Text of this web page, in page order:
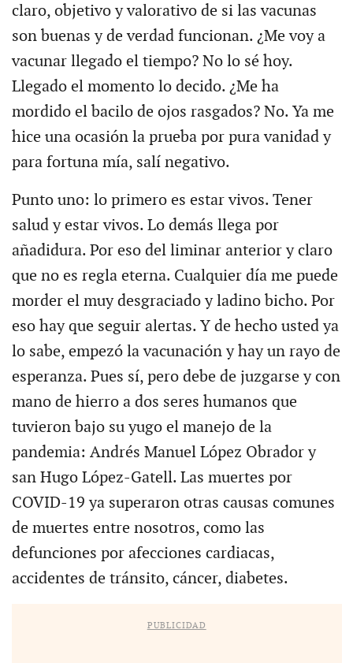
claro, objetivo y valorativo de si las vacunas
son buenas y de verdad funcionan. ¿Me voy a
vacunar llegado el tiempo? No lo sé hoy.
Llegado el momento lo decido. ¿Me ha
mordido el bacilo de ojos rasgados? No. Ya me
hice una ocasión la prueba por pura vanidad y
para fortuna mía, salí negativo.
Punto uno: lo primero es estar vivos. Tener
salud y estar vivos. Lo demás llega por
añadidura. Por eso del liminar anterior y claro
que no es regla eterna. Cualquier día me puede
morder el muy desgraciado y ladino bicho. Por
eso hay que seguir alertas. Y de hecho usted ya
lo sabe, empezó la vacunación y hay un rayo de
esperanza. Pues sí, pero debe de juzgarse y con
mano de hierro a dos seres humanos que
tuvieron bajo su yugo el manejo de la
pandemia: Andrés Manuel López Obrador y
san Hugo López-Gatell. Las muertes por
COVID-19 ya superaron otras causas comunes
de muertes entre nosotros, como las
defunciones por afecciones cardiacas,
accidentes de tránsito, cáncer, diabetes.
PUBLICIDAD